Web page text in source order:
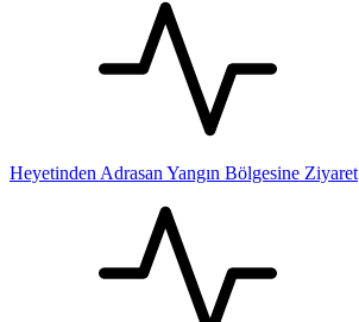
Heyetinden Adrasan Yangın Bölgesine Ziyaret